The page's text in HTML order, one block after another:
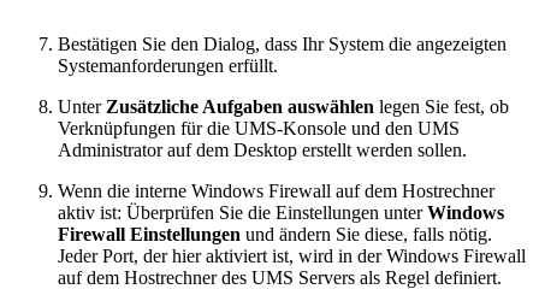
Bestätigen Sie den Dialog, dass Ihr System die angezeigten
Systemanforderungen erfüllt.
Unter Zusätzliche Aufgaben auswählen legen Sie fest, ob
Verknüpfungen für die UMS-Konsole und den UMS
Administrator auf dem Desktop erstellt werden sollen.
Wenn die interne Windows Firewall auf dem Hostrechner
aktiv ist: Überprüfen Sie die Einstellungen unterWindows
Firewall Einstellungen und ändern Sie diese, falls nötig.
Jeder Port, der hier aktiviert ist, wird in der Windows Firewall
auf dem Hostrechner des UMS Servers als Regel definiert.